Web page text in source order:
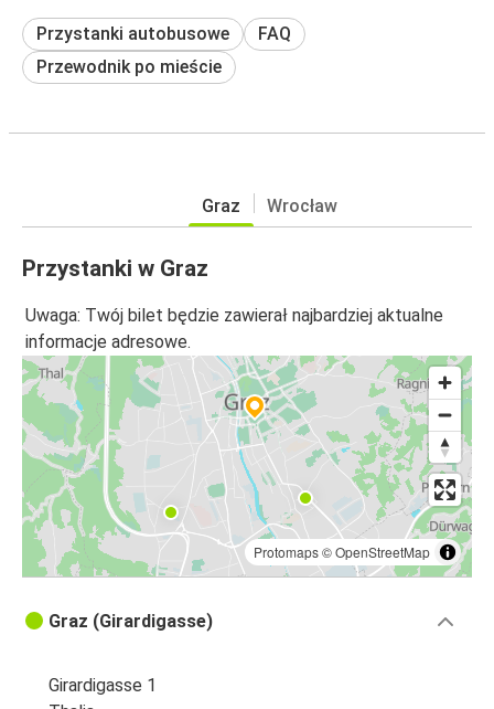
Przystanki autobusowe
FAQ
Przewodnik po mieście
Graz Wrocław
Przystanki w Graz
Uwaga: Twój bilet będzie zawierał najbardziej aktualne
informacje adresowe.
Protomaps©OpenStreetMap
Graz (Girardigasse)
Girardigasse 1